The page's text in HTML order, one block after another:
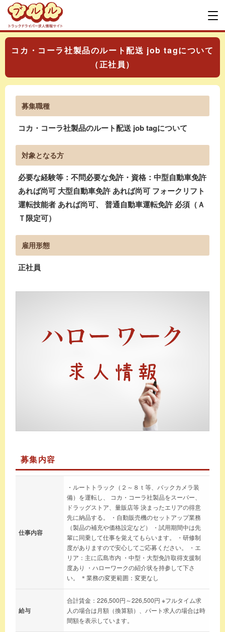
コカ・コーラ社製品のルート配送 job tagについて
（正社員）
募集職種
コカ・コーラ社製品のルート配送 job tagについて
対象となる方
必要な経験等：不問必要な免許・資格：中型自動車免許
あれば尚可 大型自動車免許 あれば尚可 フォークリフト
運転技能者 あれば尚可、 普通自動車運転免許 必須（Ａ
Ｔ限定可）
雇用形態
正社員
募集内容
仕事内容
・ルートトラック（２～８ｔ等、バックカメラ装
備）を運転し、 コカ・コーラ社製品をスーパー、
ドラッグストア、量販店等 決まったエリアの得意
先に納品する。 ・自動販売機のセットアップ業務
（製品の補充や価格設定など） ・試用期間中は先
輩に同乗して仕事を覚えてもらいます。 ・研修制
度がありますので安心してご応募ください。 ・エ
リア：主に広島市内 ・中型・大型免許取得支援制
度あり ・ハローワークの紹介状を持参して下さ
い。 ＊業務の変更範囲：変更なし
給与
合計賃金：226,500円～226,500円 ※フルタイム求
人の場合は月額（換算額）、パート求人の場合は時
間額を表示しています。